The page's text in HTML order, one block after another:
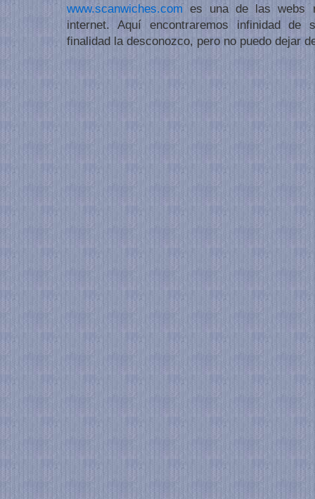
www.scanwiches.com es una de las webs
internet. Aquí encontraremos infinidad de
finalidad la desconozco, pero no puedo dejar